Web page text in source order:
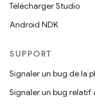
Télécharger Studio
Android NDK
SUPPORT
Signaler un bug de la
Signaler un bug relatif